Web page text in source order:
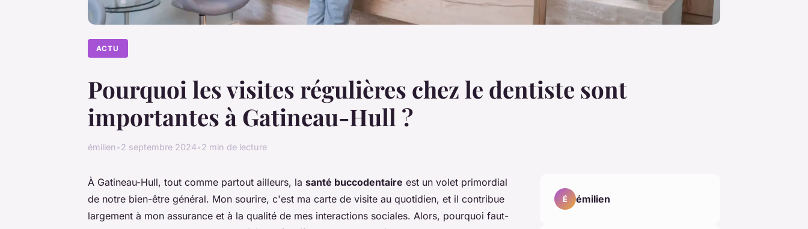
ACTU
Pourquoi les visites régulières chez le dentiste sont
importantes à Gatineau-Hull ?
émilien•2 septembre 2024•2 min de lecture
À Gatineau-Hull, tout comme partout ailleurs, la santé buccodentaire est un volet primordial
de notre bien-être général. Mon sourire, c'est ma carte de visite au quotidien, et il contribue
largement à mon assurance et à la qualité de mes interactions sociales. Alors, pourquoi faut-
É émilien